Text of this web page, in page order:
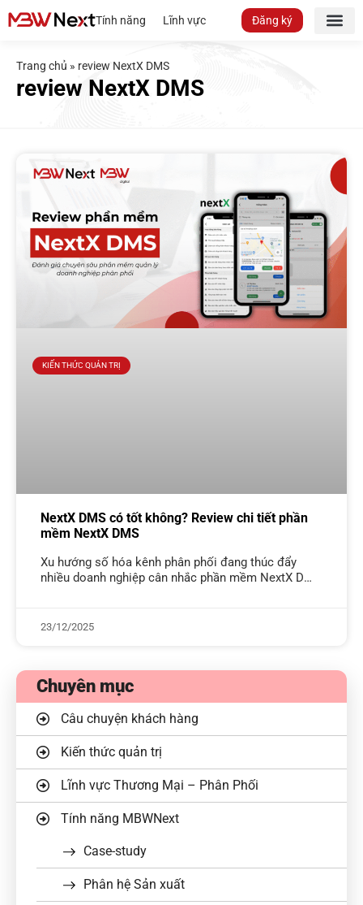
Tính năng Lĩnh vực Đăng ký
Trang chủ » review NextX DMS
review NextX DMS
KIẾN THỨC QUẢN TRỊ
NextX DMS có tốt không? Review chi tiết phần
mềm NextX DMS
Xu hướng số hóa kênh phân phối đang thúc đẩy
nhiều doanh nghiệp cân nhắc phần mềm NextX DMS
23/12/2025
Chuyên mục
Câu chuyện khách hàng
Kiến thức quản trị
Lĩnh vực Thương Mại – Phân Phối
Tính năng MBWNext
Case-study
Phân hệ Sản xuất